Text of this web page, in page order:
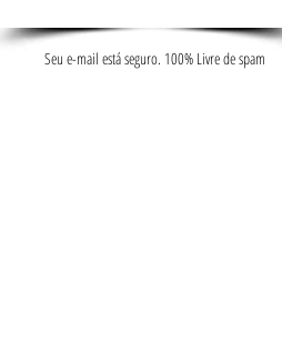
Seu e-mail está seguro. 100% Livre de spam